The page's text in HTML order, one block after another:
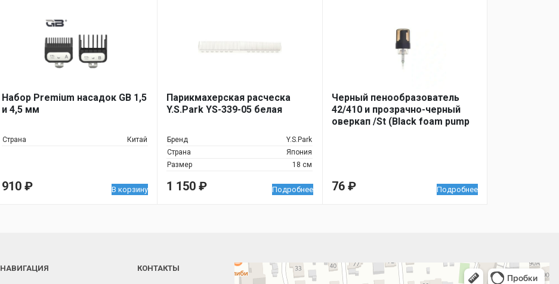
Набор Premium насадок GB 1,5
и 4,5 мм
Страна Китай
910 ₽ В корзину
Парикмахерская расческа
Y.S.Park YS-339-05 белая
Бренд
Y.S.Park
Страна
Япония
Размер
18 см
1 150 ₽ Подробнее
Черный пенообразователь
42/410 и прозрачно-черный
оверкап /St (Black foam pump
76 ₽ Подробнее
НАВИГАЦИЯ КОНТАКТЫ
Челябинск
Новороссийская улица, 122 — Яндекс.Карты